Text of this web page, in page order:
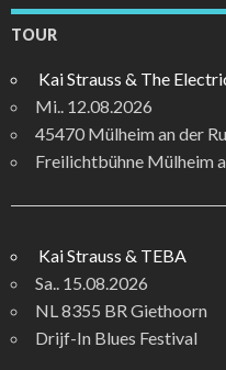
TOUR
Kai Strauss & The
Mi.. 12.08.2026
45470 Mülheim an der
Freilichtbühne Mülheim
Kai Strauss & TEBA
Sa.. 15.08.2026
NL 8355 BR Giethoorn
Drijf-In Blues Festival